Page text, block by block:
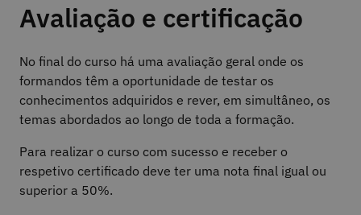
Avaliação e certificação
No final do curso há uma avaliação geral onde os
formandos têm a oportunidade de testar os
conhecimentos adquiridos e rever, em simultâneo, os
temas abordados ao longo de toda a formação.
Para realizar o curso com sucesso e receber o
respetivo certificado deve ter uma nota final igual ou
superior a 50%.